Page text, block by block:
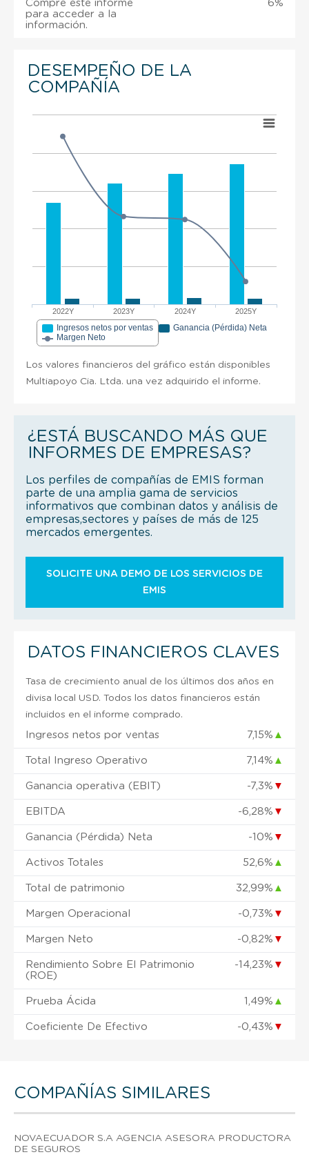
Compre este informe
para acceder a la
información.
6%
DESEMPEÑO DE LA
COMPAÑÍA
2022Y 2023Y 2024Y 2025Y
Ingresos netos por ventas
Ganancia (Pérdida) Neta
Margen Neto
Los valores financieros del gráfico están disponibles
Multiapoyo Cia. Ltda. una vez adquirido el informe.
¿ESTÁ BUSCANDO MÁS QUE
INFORMES DE EMPRESAS?
Los perfiles de compañías de EMIS forman
parte de una amplia gama de servicios
informativos que combinan datos y análisis de
empresas,sectores y países de más de 125
mercados emergentes.
SOLICITE UNA DEMO DE LOS SERVICIOS DE
EMIS
DATOS FINANCIEROS CLAVES
Tasa de crecimiento anual de los últimos dos años en
divisa local USD. Todos los datos financieros están
incluidos en el informe comprado.
Ingresos netos por ventas 7,15% ▲
Total Ingreso Operativo 7,14% ▲
Ganancia operativa (EBIT) -7,3% ▼
EBITDA -6,28% ▼
Ganancia (Pérdida) Neta -10% ▼
Activos Totales 52,6% ▲
Total de patrimonio 32,99% ▲
Margen Operacional -0,73% ▼
Margen Neto -0,82% ▼
Rendimiento Sobre El Patrimonio
(ROE)
-14,23% ▼
Prueba Ácida 1,49% ▲
Coeficiente De Efectivo -0,43% ▼
COMPAÑÍAS SIMILARES
NOVAECUADOR S.A AGENCIA ASESORA PRODUCTORA
DE SEGUROS